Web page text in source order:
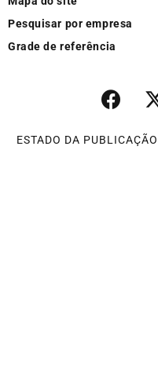
Pesquisar por empresa
Grade de referência
ESTADO DA